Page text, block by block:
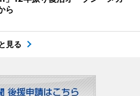
ら
見る